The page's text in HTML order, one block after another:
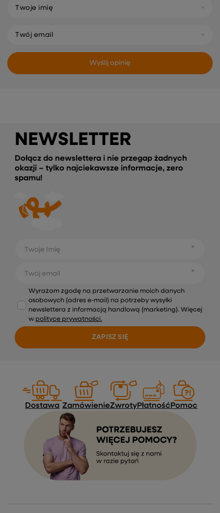
Twoje imię
Twój email
Wyślij opinię
NEWSLETTER
Dołącz do newslettera i nie przegap żadnych
okazji – tylko najciekawsze informacje, zero
spamu!
Twoje Imię
Twój email
Wyrażam zgodę na przetwarzanie moich danych
osobowych (adres e-mail) na potrzeby wysyłki
newslettera z informacją handlową (marketing). Więcej
w polityce prywatności.
ZAPISZ SIĘ
Dostawa ZamówienieZwrotyPłatność Pomoc